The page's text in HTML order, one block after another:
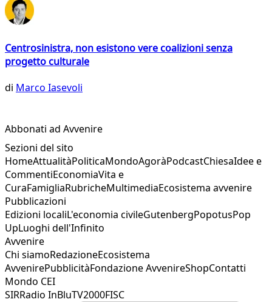
Centrosinistra, non esistono vere coalizioni senza
progetto culturale
di Marco Iasevoli
Abbonati ad Avvenire
Sezioni del sito
HomeAttualitàPoliticaMondoAgoràPodcastChiesaIdee e
CommentiEconomiaVita e
CuraFamigliaRubricheMultimediaEcosistema avvenire
Pubblicazioni
Edizioni localiL'economia civileGutenbergPopotusPop
UpLuoghi dell'Infinito
Avvenire
Chi siamoRedazioneEcosistema
AvvenirePubblicitàFondazione AvvenireShopContatti
Mondo CEI
SIRRadio InBluTV2000FISC